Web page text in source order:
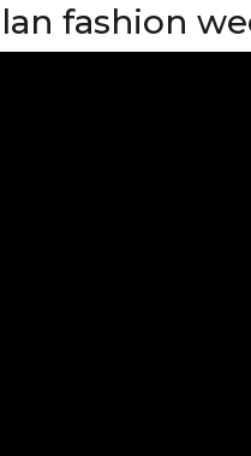
fashion